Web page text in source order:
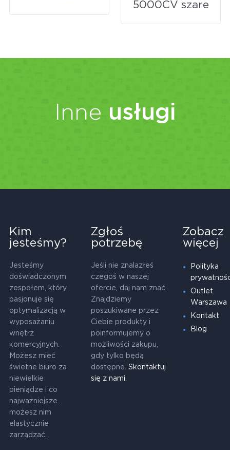
5000CV szare
Inne usługi
Kim
jesteśmy?
Jesteśmy
doświadczonym
zespołem, który
pasjonuje się
optymalizacją w
wyposażaniu
wnętrz
komercyjnych.
Możesz mieć
świetne biuro za
niewielkie
pieniądze i co
najważniejsze...
możesz nim
elastycznie
zarządzać.
Zgłoś
potrzebę
Jeśli nie znalazłeś
czegoś w naszej
ofercie, daj nam znać.
Znajdziemy
poszukiwane przez
Ciebie produkty i
poinformujemy o
możliwości zakupu,
gdy tylko będą
dostępne. Skontaktuj
się z nami.
Zobacz
więcej
Polityka
Outlet
Warszawa
Kontakt
Blog